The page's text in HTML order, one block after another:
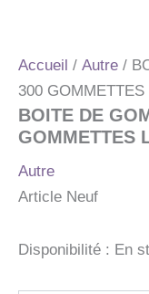
Accueil / Autre /
300
BOITE DE
GOMMETTES
Autre
Article Neuf
Disponibilité : En